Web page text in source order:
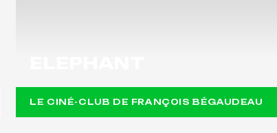
LE CINÉ-CLUB DE FRANÇOIS BÉGAUDEAU